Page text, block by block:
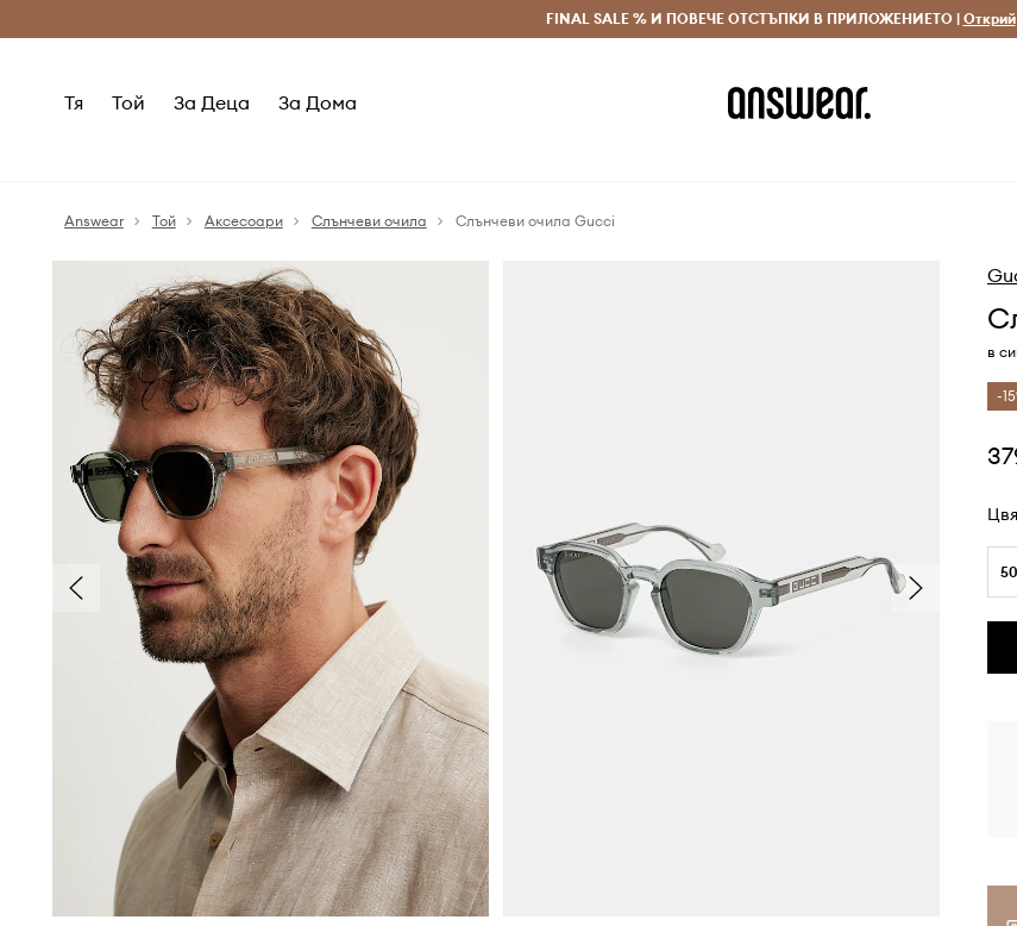
Безплатни доставка и връщане за поръчки над 70 EUR Доставка 1-5 дни
FINAL SALE % И ПОВЕЧЕ ОТСТЪПКИ В ПРИЛОЖЕНИЕТО | Открий
Тя Той За Деца За Дома
Answear Той Аксесоари Слънчеви очила Слънчеви очила Gucci
в
-
50